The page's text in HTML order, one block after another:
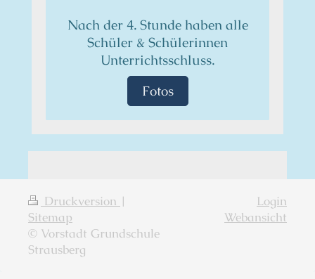
Nach der 4. Stunde haben alle
Schüler & Schülerinnen
Unterrichtsschluss.
Fotos
Druckversion |
Sitemap
© Vorstadt Grundschule
Strausberg
Login
Webansicht